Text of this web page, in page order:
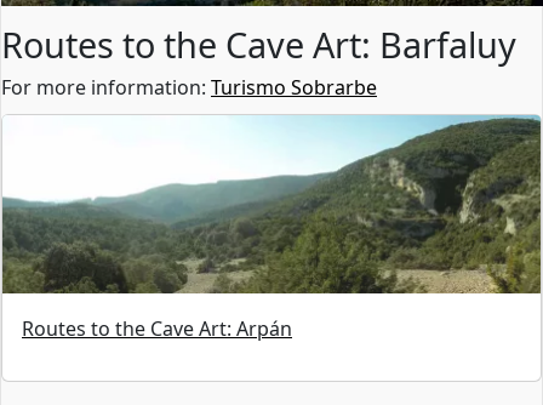
Routes to the Cave Art: Barfaluy
For more information: Turismo Sobrarbe
Routes to the Cave Art: Arpán